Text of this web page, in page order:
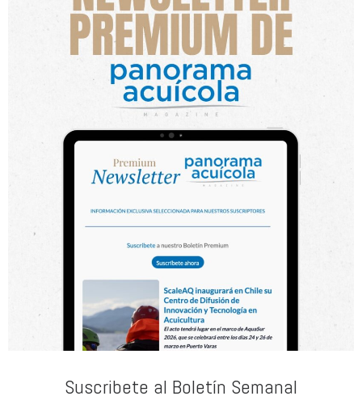
Suscribete al Boletín Semanal